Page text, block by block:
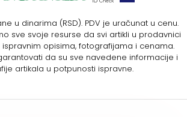
u dinarima (RSD). PDV je uračunat u cenu.
sve svoje resurse da svi artikli u prodavnici
ispravnim opisima, fotografijama i cenama.
da su sve navedene informacije i
artikala u potpunosti ispravne.